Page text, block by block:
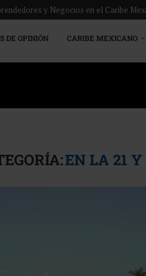
y Negocios en el Caribe
DE OPINIÓN CARIBE MEXICANO
EN LA 21